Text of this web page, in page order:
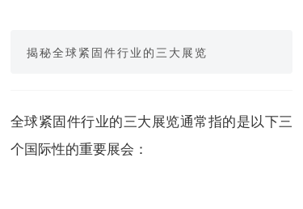
揭秘全球紧固件行业的三大展览
全球紧固件行业的三大展览通常指的是以下三
个国际性的重要展会：